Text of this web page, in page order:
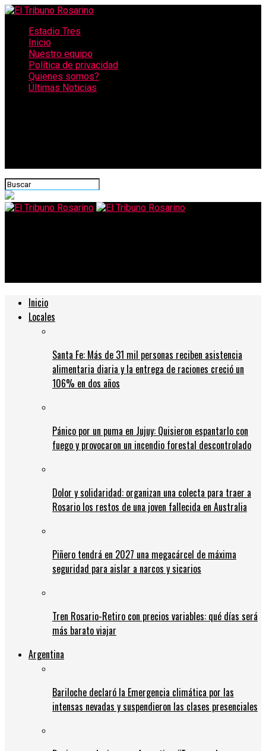
Estadio Tres
Inicio
Nuestro equipo
Política de privacidad
Quienes somos?
Últimas Noticias
Inicio
Locales
Santa Fe: Más de 31 mil personas reciben asistencia
alimentaria diaria y la entrega de raciones creció un
106% en dos años
Pánico por un puma en Jujuy: Quisieron espantarlo con
fuego y provocaron un incendio forestal descontrolado
Dolor y solidaridad: organizan una colecta para traer a
Rosario los restos de una joven fallecida en Australia
Piñero tendrá en 2027 una megacárcel de máxima
seguridad para aislar a narcos y sicarios
Tren Rosario-Retiro con precios variables: qué días será
más barato viajar
Argentina
Bariloche declaró la Emergencia climática por las
intensas nevadas y suspendieron las clases presenciales